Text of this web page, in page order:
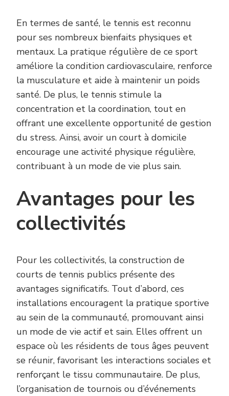
En termes de santé, le tennis est reconnu
pour ses nombreux bienfaits physiques et
mentaux. La pratique régulière de ce sport
améliore la condition cardiovasculaire, renforce
la musculature et aide à maintenir un poids
santé. De plus, le tennis stimule la
concentration et la coordination, tout en
offrant une excellente opportunité de gestion
du stress. Ainsi, avoir un court à domicile
encourage une activité physique régulière,
contribuant à un mode de vie plus sain.
Avantages pour les
collectivités
Pour les collectivités, la construction de
courts de tennis publics présente des
avantages significatifs. Tout d’abord, ces
installations encouragent la pratique sportive
au sein de la communauté, promouvant ainsi
un mode de vie actif et sain. Elles offrent un
espace où les résidents de tous âges peuvent
se réunir, favorisant les interactions sociales et
renforçant le tissu communautaire. De plus,
l’organisation de tournois ou d’événements